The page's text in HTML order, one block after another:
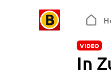
VIDEO
In